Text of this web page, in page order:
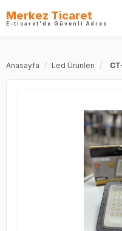
Merkez Ticaret
E-ticaret'de Güvenli Adres
Anasayfa / Led Ürünleri /